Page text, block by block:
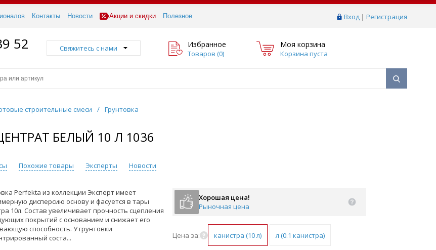
Вход | Регистрация
Контакты Новости Акции и скидки Полезное
52 Свяжитесь с нами Избранное
Товаров (0)
Моя корзина
Корзина пуста
строительные смеси / Грунтовка
БЕЛЫЙ 10 Л 1036
Похожие товары Эксперты Новости
Perfekta из коллекции Эксперт имеет
дисперсию основу и фасуется в тары
10л. Состав увеличивает прочность сцепления
покрытий с основанием и снижает его
способность. У грунтовки
соста...
Хорошая цена!
Рыночная цена
Цена за: канистра (10 л) л (0.1 канистра)